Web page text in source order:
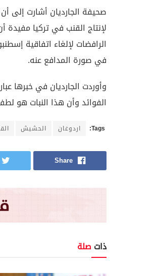
صحيفة الجارديان أشارت إلى
لإنتاج القنب في تركيا مفيدة
الرافضات لإلغاء اتفاقية
في صورة المدافع عنه.
وأوردت الجارديان في خبرها
الفوائد وأن هذا النبات هو
Tags: اردوغان الحشيش
Share
ذات صلة